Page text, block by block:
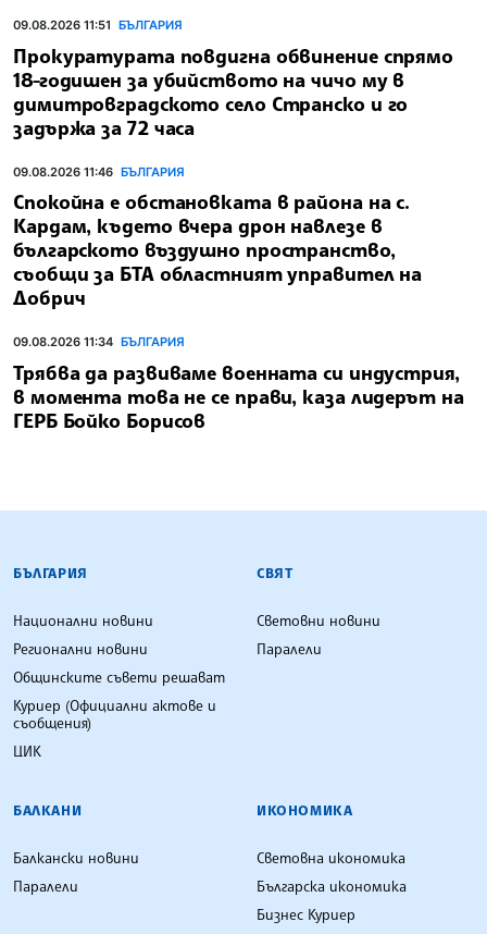
09.08.2026 11:51 БЪЛГАРИЯ
Прокуратурата повдигна обвинение спрямо
18-годишен за убийството на чичо му в
димитровградското село Странско и го
задържа за 72 часа
09.08.2026 11:46 БЪЛГАРИЯ
Спокойна е обстановката в района на с.
Кардам, където вчера дрон навлезе в
българското въздушно пространство,
съобщи за БТА областният управител на
Добрич
09.08.2026 11:34 БЪЛГАРИЯ
Трябва да развиваме военната си индустрия,
в момента това не се прави, каза лидерът на
ГЕРБ Бойко Борисов
БЪЛГАРСКА ТЕЛЕГРАФНА АГЕНЦИЯ
БЪЛГАРИЯ
Национални новини
Регионални новини
Общинските съвети решават
Куриер (Официални актове и
съобщения)
ЦИК
СВЯТ
Световни новини
Паралели
БАЛКАНИ
Балкански новини
Паралели
ИКОНОМИКА
Световна икономика
Българска икономика
Бизнес Куриер